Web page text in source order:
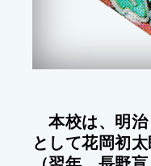
本校は、明治
として花岡初